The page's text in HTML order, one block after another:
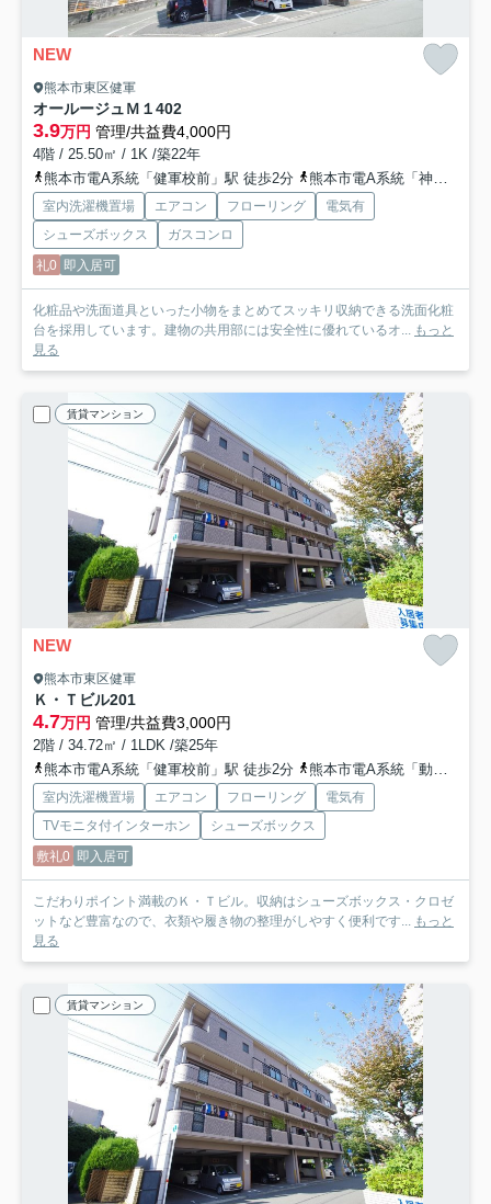
NEW
熊本市東区健軍
オールージュＭ１402
3.9万円 管理/共益費4,000円
4階 / 25.50㎡ / 1K /築22年
熊本市電A系統「健軍校前」駅 徒歩2分
熊本市電A系統「神水交差点」駅 徒歩6分
室内洗濯機置場 エアコン フローリング
電気有
シューズボックス
ガスコンロ
礼0 即入居可
化粧品や洗面道具といった小物をまとめてスッキリ収納できる洗面化粧
台を採用しています。建物の共用部には安全性に優れているオ... もっと
見る
賃貸マンション
NEW
熊本市東区健軍
Ｋ・Ｔビル201
4.7万円 管理/共益費3,000円
2階 / 34.72㎡ / 1LDK /築25年
熊本市電A系統「健軍校前」駅 徒歩2分
熊本市電A系統「動植物園入口」駅 徒歩5分
室内洗濯機置場 エアコン フローリング
電気有
TVモニタ付インターホン
シューズボックス
敷礼0 即入居可
こだわりポイント満載のＫ・Ｔビル。収納はシューズボックス・クロゼ
ットなど豊富なので、衣類や履き物の整理がしやすく便利です... もっと
見る
賃貸マンション